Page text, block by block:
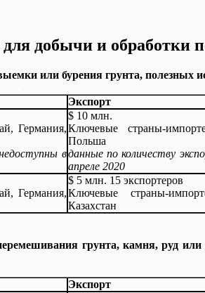
добычи и обработки
или бурения грунта, полезных
Экспорт
Германия,
в
$ 10 млн.
Ключевые страны-
Польша
данные по количеству
апреле 2020
Германия,
$ 5 млн. 15 экспортеров
Ключевые страны-
Казахстан
грунта, камня, руд
Экспорт